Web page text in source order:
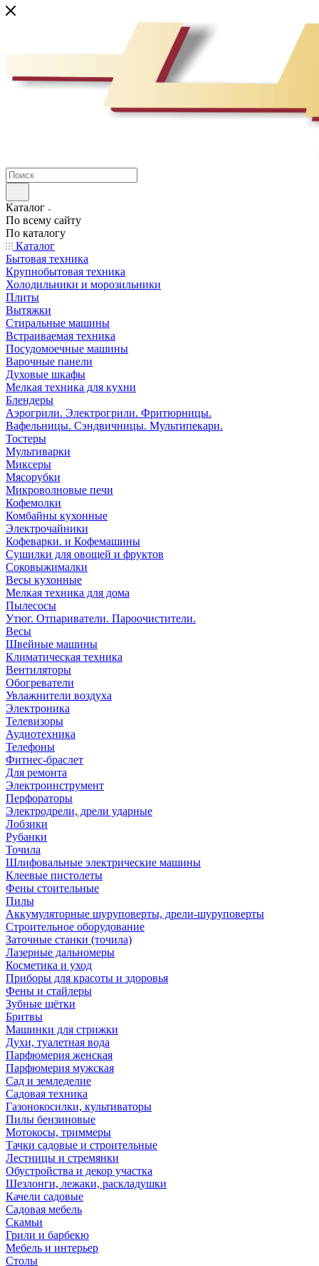
Каталог
По всему сайту
По каталогу
Каталог
Бытовая техника
Крупнобытовая техника
Холодильники и морозильники
Плиты
Вытяжки
Стиральные машины
Встраиваемая техника
Посудомоечные машины
Варочные панели
Духовые шкафы
Мелкая техника для кухни
Блендеры
Аэрогрили. Электрогрили. Фритюрницы.
Вафельницы. Сэндвичницы. Мультипекари.
Тостеры
Мультиварки
Миксеры
Мясорубки
Микроволновые печи
Кофемолки
Комбайны кухонные
Электрочайники
Кофеварки. и Кофемашины
Сушилки для овощей и фруктов
Соковыжималки
Весы кухонные
Мелкая техника для дома
Пылесосы
Утюг. Отпариватели. Пароочистители.
Весы
Швейные машины
Климатическая техника
Вентиляторы
Обогреватели
Увлажнители воздуха
Электроника
Телевизоры
Аудиотехника
Телефоны
Фитнес-браслет
Для ремонта
Электроинструмент
Перфораторы
Электродрели, дрели ударные
Лобзики
Рубанки
Точила
Шлифовальные электрические машины
Клеевые пистолеты
Фены стоительные
Пилы
Аккумуляторные шуруповерты, дрели-шуруповерты
Строительное оборудование
Заточные станки (точила)
Лазерные дальномеры
Косметика и уход
Приборы для красоты и здоровья
Фены и стайлеры
Зубные щётки
Бритвы
Машинки для стрижки
Духи, туалетная вода
Парфюмерия женская
Парфюмерия мужская
Сад и земледелие
Садовая техника
Газонокосилки, культиваторы
Пилы бензиновые
Мотокосы, триммеры
Тачки садовые и строительные
Лестницы и стремянки
Обустройства и декор участка
Шезлонги, лежаки, раскладушки
Качели садовые
Садовая мебель
Скамьи
Грили и барбекю
Мебель и интерьер
Столы